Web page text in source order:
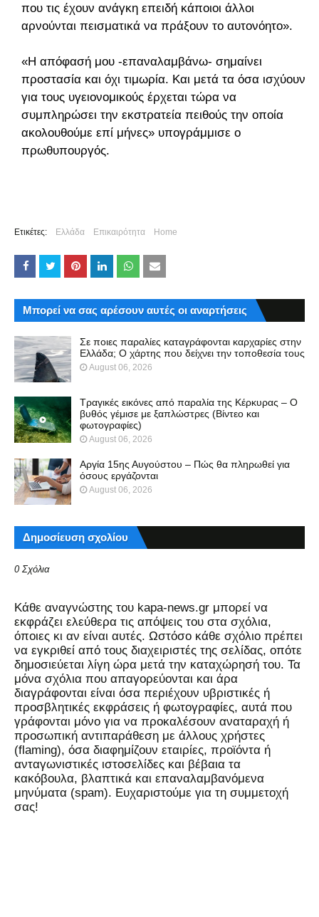
που τις έχουν ανάγκη επειδή κάποιοι άλλοι
αρνούνται πεισματικά να πράξουν το αυτονόητο».
«Η απόφασή μου -επαναλαμβάνω- σημαίνει
προστασία και όχι τιμωρία. Και μετά τα όσα ισχύουν
για τους υγειονομικούς έρχεται τώρα να
συμπληρώσει την εκστρατεία πειθούς την οποία
ακολουθούμε επί μήνες» υπογράμμισε ο
πρωθυπουργός.
Ετικέτες: Ελλάδα Επικαιρότητα Home
Μπορεί να σας αρέσουν αυτές οι αναρτήσεις
Σε ποιες παραλίες καταγράφονται καρχαρίες στην
Ελλάδα; Ο χάρτης που δείχνει την τοποθεσία τους
August 06, 2026
Τραγικές εικόνες από παραλία της Κέρκυρας – Ο
βυθός γέμισε με ξαπλώστρες (Βίντεο και
φωτογραφίες)
August 06, 2026
Αργία 15ης Αυγούστου – Πώς θα πληρωθεί για
όσους εργάζονται
August 06, 2026
Δημοσίευση σχολίου
0 Σχόλια
Kάθε αναγνώστης του kapa-news.gr μπορεί να
εκφράζει ελεύθερα τις απόψεις του στα σχόλια,
όποιες κι αν είναι αυτές. Ωστόσο κάθε σχόλιο πρέπει
να εγκριθεί από τους διαχειριστές της σελίδας, οπότε
δημοσιεύεται λίγη ώρα μετά την καταχώρησή του. Τα
μόνα σχόλια που απαγορεύονται και άρα
διαγράφονται είναι όσα περιέχουν υβριστικές ή
προσβλητικές εκφράσεις ή φωτογραφίες, αυτά που
γράφονται μόνο για να προκαλέσουν αναταραχή ή
προσωπική αντιπαράθεση με άλλους χρήστες
(flaming), όσα διαφημίζουν εταιρίες, προϊόντα ή
ανταγωνιστικές ιστοσελίδες και βέβαια τα
κακόβουλα, βλαπτικά και επαναλαμβανόμενα
μηνύματα (spam). Ευχαριστούμε για τη συμμετοχή
σας!